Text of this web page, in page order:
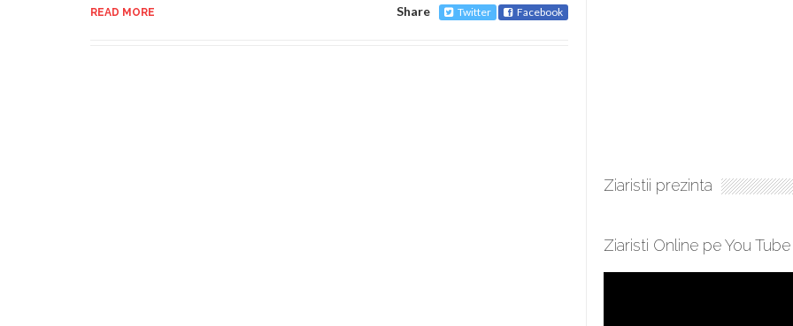
READ MORE Share Twitter Facebook
Ziaristii prezinta
Ziaristi Online pe You Tube